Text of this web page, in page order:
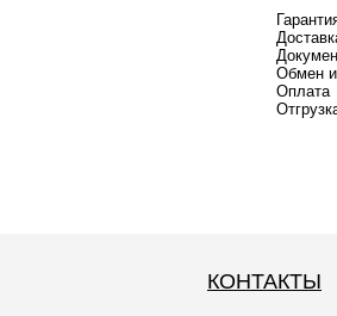
Обмен и
Оплата
КОНТАКТЫ